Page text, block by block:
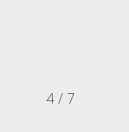
4 / 7